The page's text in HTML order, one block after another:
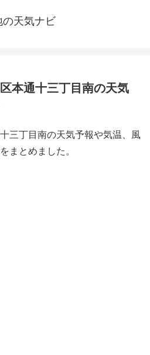
の天気ナビ
本通十三丁目南の天気
三丁目南の天気予報や気温、風
まとめました。